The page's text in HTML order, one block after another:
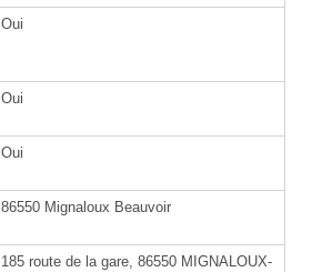
Oui
Oui
Oui
86550 Mignaloux Beauvoir
185 route de la gare, 86550 MIGNALOUX-